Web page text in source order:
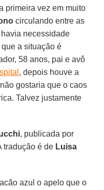
primeira vez em muito
circulando entre as
necessidade
a situação é
58 anos, pai e avô
, depois houve a
gostaria que o caos
Talvez justamente
, publicada por
tradução é de Luisa
azul o apelo que o